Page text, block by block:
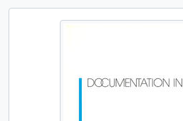
PER8 - Le Mutualiste
PER9 - Les chemins de fer : les
PER10 - Notre
PER11 - RATP
PER12 - RATP